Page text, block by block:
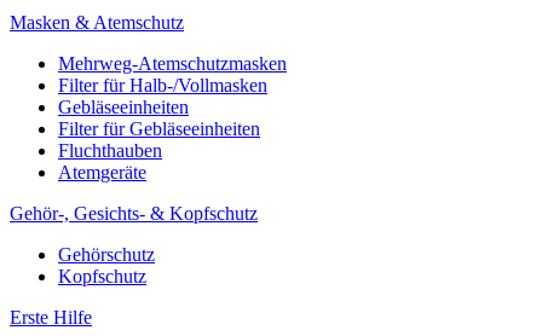
Masken & Atemschutz
Mehrweg-Atemschutzmasken
Filter für Halb-/Vollmasken
Gebläseeinheiten
Filter für Gebläseeinheiten
Fluchthauben
Atemgeräte
Gehör-, Gesichts- & Kopfschutz
Gehörschutz
Kopfschutz
Erste Hilfe